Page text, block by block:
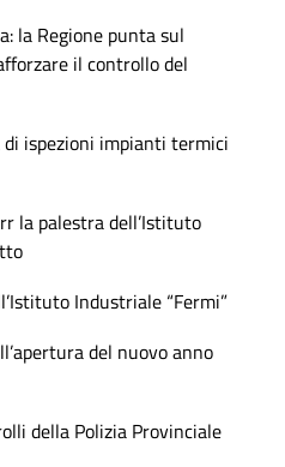
la Regione punta sul
il controllo del
ispezioni impianti termici
la palestra dell’Istituto
Industriale “Fermi”
del nuovo anno
della Polizia Provinciale